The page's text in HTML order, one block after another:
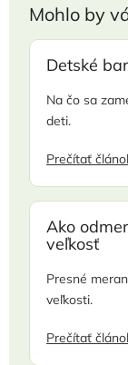
Mohlo by
Detské
Na čo sa
deti.
Prečítať
Ako
veľkosť
Presné
veľkosti.
Prečítať